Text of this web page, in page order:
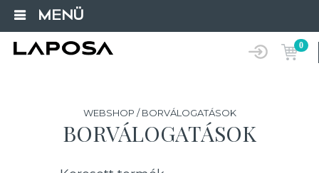
MENÜ
0
WEBSHOP / BORVÁLOGATÁSOK
BORVÁLOGATÁSOK